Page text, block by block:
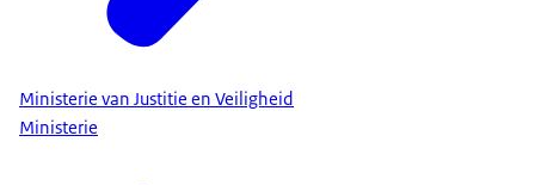
Ministerie van Justitie en Veiligheid
Ministerie